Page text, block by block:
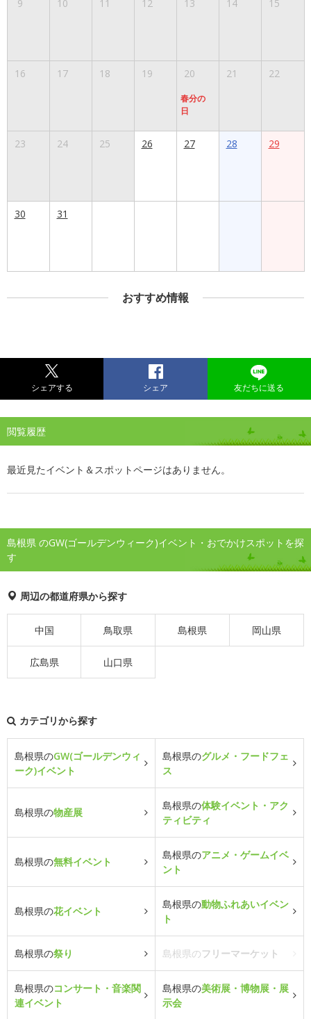
9 10 11 12 13 14 15
16 17 18 19 20
春分の
日
21 22
23 24 25 26 27 28 29
30 31
おすすめ情報
シェアする シェア 友だちに送る
閲覧履歴
最近見たイベント＆スポットページはありません。
島根県 のGW(ゴールデンウィーク)イベント・おでかけスポットを探
す
周辺の都道府県から探す
中国 鳥取県 島根県 岡山県
広島県 山口県
カテゴリから探す
島根県のGW(ゴールデンウィ
ーク)イベント
島根県のグルメ・フードフェ
ス
島根県の物産展
島根県の体験イベント・アク
ティビティ
島根県の無料イベント
島根県のアニメ・ゲームイベ
ント
島根県の花イベント
島根県の動物ふれあいイベン
ト
島根県の祭り 島根県のフリーマーケット
島根県のコンサート・音楽関
連イベント
島根県の美術展・博物展・展
示会